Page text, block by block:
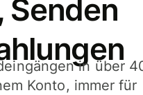
Senden
in über
Konto, immer für